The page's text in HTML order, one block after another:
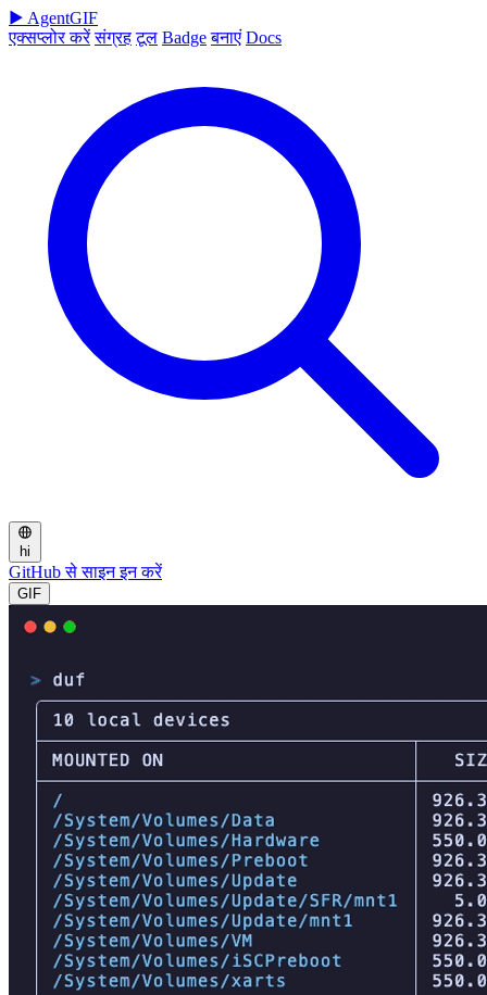
▶ AgentGIF
एक्सप्लोर करें संग्रह टूल Badge बनाएं Docs
hi
GitHub से साइन इन करें
GIF